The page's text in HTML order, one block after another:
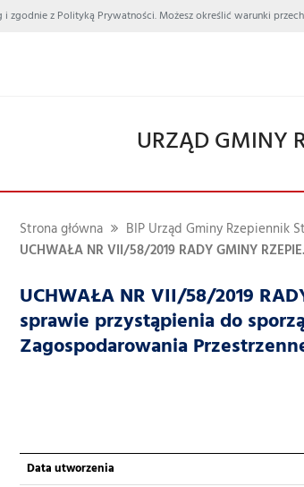
i zgodnie z Polityką Prywatności. Możesz określić warunki
URZĄD GMINY
Strona główna BIP Urząd Gminy Rzepiennik
UCHWAŁA NR VII/58/2019 RADY GMINY
UCHWAŁA NR VII/58/2019
sprawie przystąpienia do
Zagospodarowania
Data utworzenia